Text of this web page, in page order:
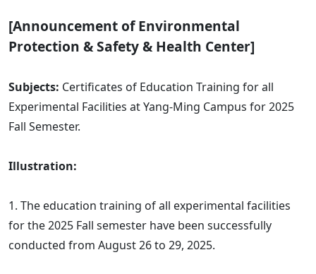
[Announcement of Environmental
Protection & Safety & Health Center]
Subjects: Certificates of Education Training for all
Experimental Facilities at Yang-Ming Campus for 2025
Fall Semester.
Illustration:
1. The education training of all experimental facilities
for the 2025 Fall semester have been successfully
conducted from August 26 to 29, 2025.